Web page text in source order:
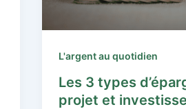
L'argent au quotidien
Les 3 types
projet et